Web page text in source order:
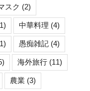
スク (2)
中華料理 (4)
愚痴雑記 (4)
海外旅行 (11)
農業 (3)